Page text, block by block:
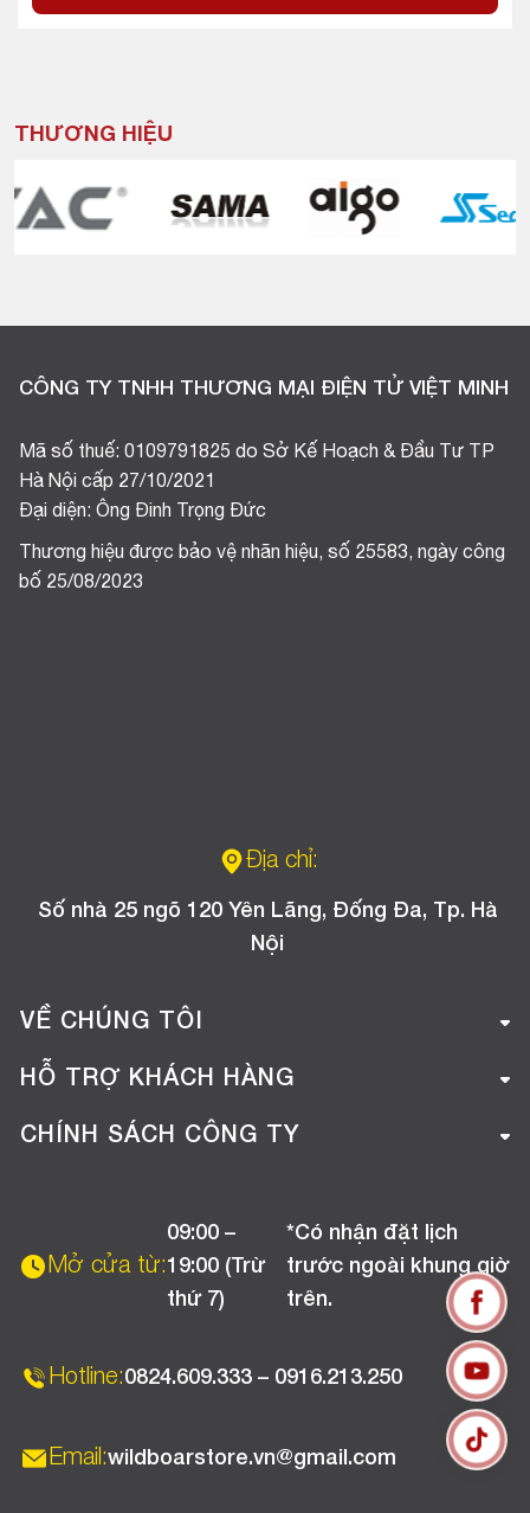
THƯƠNG HIỆU
CÔNG TY TNHH THƯƠNG MẠI ĐIỆN TỬ VIỆT MINH
Mã số thuế: 0109791825 do Sở Kế Hoạch & Đầu Tư TP
Hà Nội cấp 27/10/2021
Đại diện: Ông Đinh Trọng Đức
Thương hiệu được bảo vệ nhãn hiệu, số 25583, ngày công
bố 25/08/2023
Địa chỉ:
Số nhà 25 ngõ 120 Yên Lãng, Đống Đa, Tp. Hà
Nội
VỀ CHÚNG TÔI
Giới thiệu công ty
Tuyển dụng
HỖ TRỢ KHÁCH HÀNG
Hướng dẫn mua hàng online
Chương trình khuyến mãi
CHÍNH SÁCH CÔNG TY
Chính sách bảo hành
Mở cửa từ:
09:00 –
19:00 (Trừ
thứ 7)
*Có nhận đặt lịch
trước ngoài khung giờ
trên.
Hotline:0824.609.333 – 0916.213.250
Email:wildboarstore.vn@gmail.com